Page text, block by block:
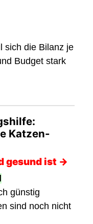
sich die Bilanz je
Budget stark
Katzen-
gesund ist →
günstig
sind noch nicht